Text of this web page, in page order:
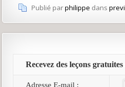
Publié parphilippe dans
Recevez des leçons
Adresse E-mail :